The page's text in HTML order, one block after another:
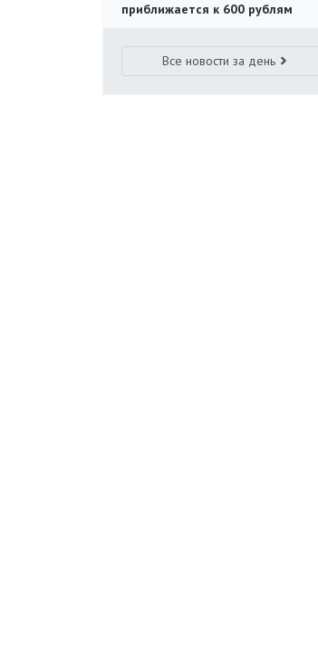
приближается к 600 рублям
Все новости за день